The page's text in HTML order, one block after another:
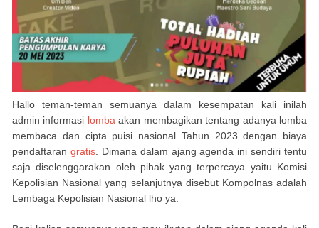
Hallo teman-teman semuanya dalam kesempatan kali inilah
admin informasi lomba akan membagikan tentang adanya lomba
membaca dan cipta puisi nasional Tahun 2023 dengan biaya
pendaftaran gratis. Dimana dalam ajang agenda ini sendiri tentu
saja diselenggarakan oleh pihak yang terpercaya yaitu Komisi
Kepolisian Nasional yang selanjutnya disebut Kompolnas adalah
Lembaga Kepolisian Nasional lho ya.